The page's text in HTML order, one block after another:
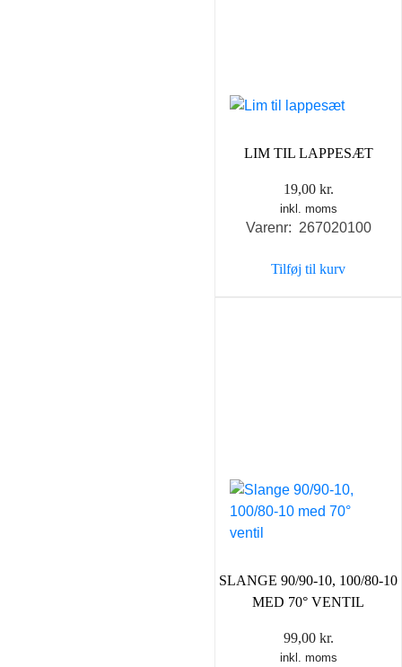
LIM TIL LAPPESÆT
19,00 kr.
inkl. moms
Varenr: 267020100
Tilføj til kurv
SLANGE 90/90-10, 100/80-10
MED 70° VENTIL
99,00 kr.
inkl. moms